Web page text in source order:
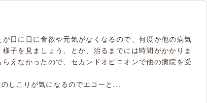
日に日に食欲や元気がなくなるので、何度か他の病気
子を見ましょう、とか、治るまでには時間がかかりま
えなかったので、セカンドオピニオンで他の病院を受
しこりが気になるのでエコーと...